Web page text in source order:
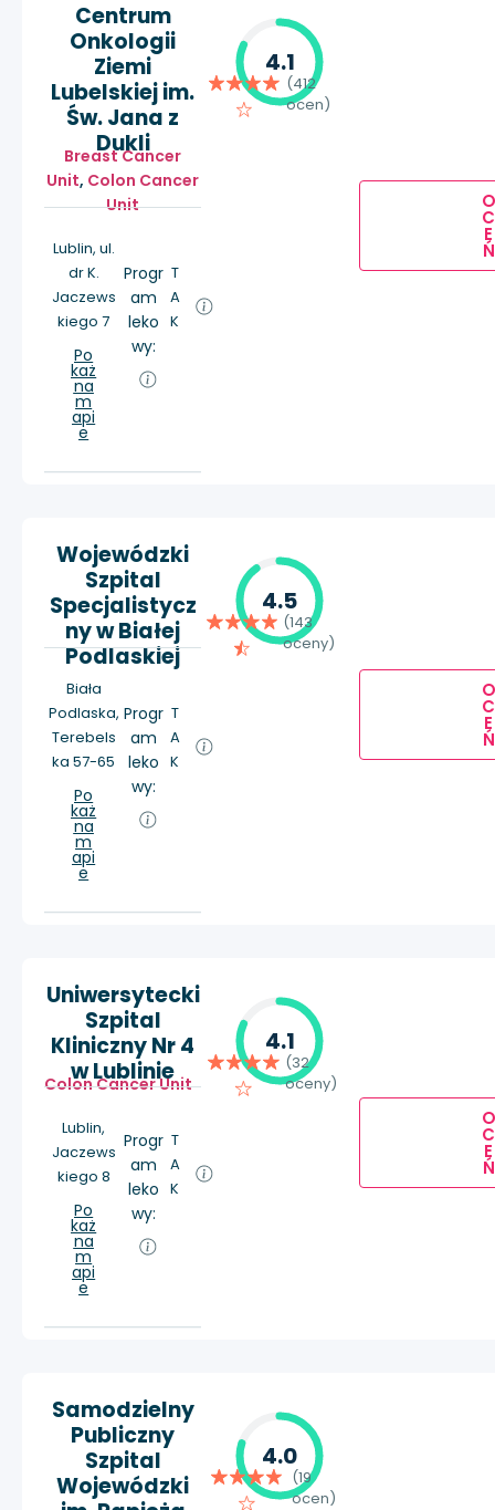
Centrum
Onkologii
Ziemi
Lubelskiej im.
Św. Jana z
Dukli
Breast Cancer
Unit, Colon Cancer
Unit
Lublin, ul.
dr K.
Jaczews
kiego 7
Po
każ
na
m
api
e
Progr
am
leko
wy:
T
A
K
4.1
(412
ocen)
O
C
E
Ń
Wojewódzki
Szpital
Specjalistycz
ny w Białej
Podlaskiej
Biała
Podlaska,
Terebels
ka 57-65
Po
każ
na
m
api
e
Progr
am
leko
wy:
T
A
K
4.5
(143
oceny)
O
C
E
Ń
Uniwersytecki
Szpital
Kliniczny Nr 4
w Lublinie
Colon Cancer Unit
Lublin,
Jaczews
kiego 8
Po
każ
na
m
api
e
Progr
am
leko
wy:
T
A
K
4.1
(32
oceny)
O
C
E
Ń
Samodzielny
Publiczny
Szpital
Wojewódzki
4.0
(19
ocen)